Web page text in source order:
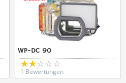
WP-DC 90
1 Bewertungen